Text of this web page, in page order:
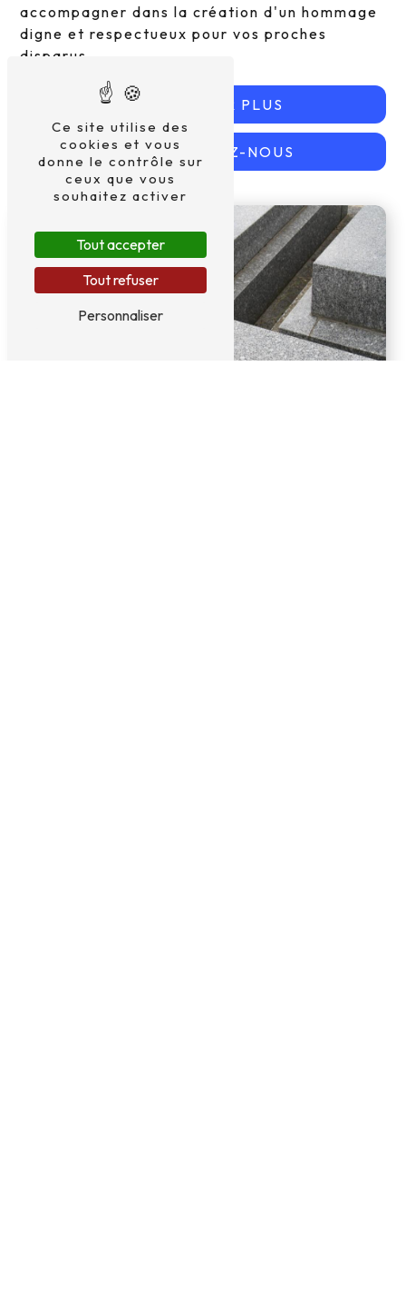
accompagner dans la création d'un hommage
digne et respectueux pour vos proches
disparus.
EN SAVOIR PLUS
CONTACTEZ-NOUS
Ce site utilise des
cookies et vous
donne le contrôle sur
ceux que vous
souhaitez activer
Tout accepter
Tout refuser
Personnaliser